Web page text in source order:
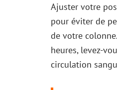
Ajuster votre
pour éviter de
de votre
heures, levez-
circulation